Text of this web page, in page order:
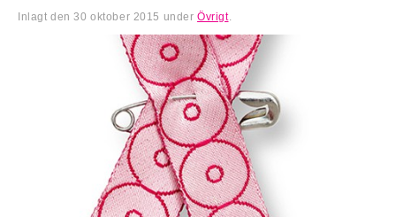
Inlagt den30 oktober 2015 underÖvrigt.